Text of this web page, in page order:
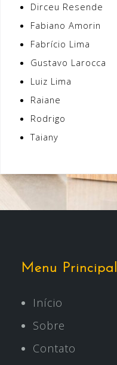
Dirceu Resende
Fabiano Amorin
Fabrício Lima
Gustavo Larocca
Luiz Lima
Raiane
Rodrigo
Taiany
Menu Principal
Início
Sobre
Contato